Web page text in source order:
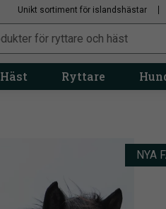
Unikt sortiment för islandshästar
Häst Ryttare
NYA